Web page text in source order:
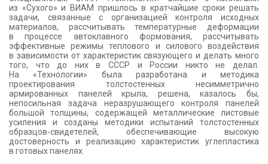
из «Сухого» и ВИАМ пришлось в кратчайшие сроки решать
задачи, связанные с организацией контроля исходных
материалов, рассчитывать температурные деформации
в процессе автоклавного формования, рассчитывать
эффективные режимы теплового и силового воздействия
в зависимости от характеристик связующего и делать много
того, что до них в СССР и России никто не делал.
На «Технологии» была разработана и методика
проектирования толстостенных несимметрично
армированных панелей крыла, решена, казалось бы,
непосильная задача неразрушающего контроля панелей
большой толщины, содержащей металлические листовые
усиления и созданы методики испытаний толстостенных
образцов-свидетелей, обеспечивающие высокую
достоверность и реализацию характеристик углепластика
в готовых панелях.